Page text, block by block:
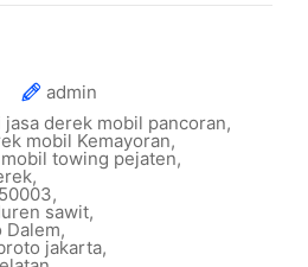
admin
derek mobil pancoran,
mobil Kemayoran,
towing pejaten,
,
,
sawit,
Dalem,
jakarta,